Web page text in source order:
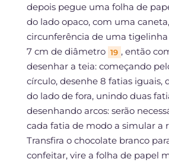
depois pegue uma folha de
do lado opaco, com uma
circunferência de uma
7 cm de diâmetro 19 , então
desenhar a teia: começando
círculo, desenhe 8 fatias iguais,
do lado de fora, unindo duas
desenhando arcos: serão
cada fatia de modo a simular a
Transfira o chocolate branco
confeitar, vire a folha de papel